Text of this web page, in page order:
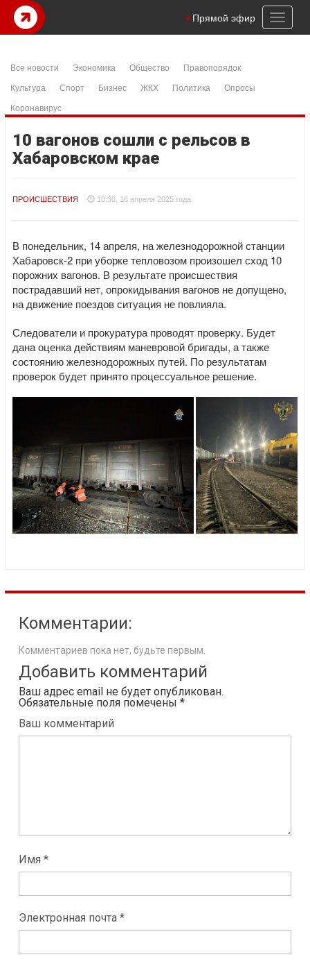
Toggle
Прямой эфир
Все новости Экономика Общество
Правопорядок
Культура
Спорт Бизнес ЖКХ Политика
Опросы
Коронавирус
10 вагонов сошли с рельсов в
Хабаровском крае
ПРОИСШЕСТВИЯ 10:30, 16 апреля 2025 года
В понедельник, 14 апреля, на железнодорожной станции
Хабаровск-2 при уборке тепловозом произошел сход 10
порожних вагонов. В результате происшествия
пострадавший нет, опрокидывания вагонов не допущено,
на движение поездов ситуация не повлияла.
Следователи и прокуратура проводят проверку. Будет
дана оценка действиям маневровой бригады, а также
состоянию железнодорожных путей. По результатам
проверок будет принято процессуальное решение.
Комментарии:
Комментариев пока нет, будьте первым.
Добавить комментарий
Ваш адрес email не будет опубликован.
Обязательные поля помечены *
Ваш комментарий
Имя *
Электронная почта *